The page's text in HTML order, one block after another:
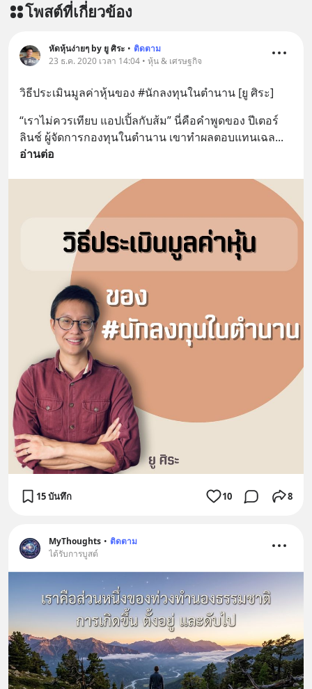
โพสต์ที่เกี่ยวข้อง
หัดหุ้นง่ายๆ by ยู ศิระ • ติดตาม
23 ธ.ค. 2020 เวลา 14:04 • หุ้น & เศรษฐกิจ
วิธีประเมินมูลค่าหุ้นของ #นักลงทุนในตำนาน [ยู ศิระ]
“เราไม่ควรเทียบ แอปเปิ้ลกับส้ม” นี่คือคำพูดของ ปีเตอร์
ลินช์ ผู้จัดการกองทุนในตำนาน เขาทำผลตอบแทนเฉล
อ่านต่อ
15 บันทึก 10 8
MyThoughts • ติดตาม
ได้รับการบูสต์